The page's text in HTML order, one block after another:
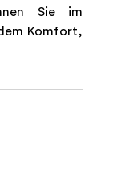
Sie im
Komfort,